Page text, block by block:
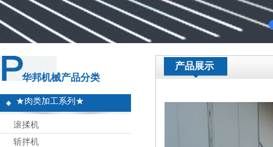
华邦机械产品分类
★肉类加工系列★
滚揉机
斩拌机
产品展示